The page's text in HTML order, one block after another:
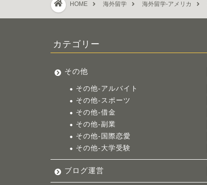
HOME 海外留学 海外留学-アメリカ
カテゴリー
その他
その他-アルバイト
その他-スポーツ
その他-借金
その他-副業
その他-国際恋愛
その他-大学受験
ブログ運営